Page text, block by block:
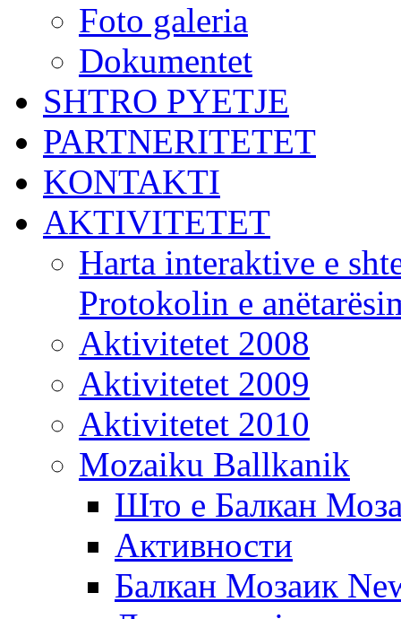
Foto galeria
Dokumentet
SHTRO PYETJE
PARTNERITETET
KONTAKTI
AKTIVITETET
Harta interaktive e
Protokolin e
Aktivitetet 2008
Aktivitetet 2009
Aktivitetet 2010
Mozaiku Ballkanik
Што е Балкан
Активности
Балкан Мозаик